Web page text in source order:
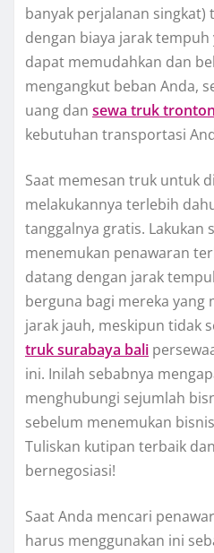
banyak perjalanan
dengan biaya jarak
dapat memudahkan dan
mengangkut beban Anda,
uang dan sewa truk tronton
kebutuhan transportasi
Saat memesan truk untuk
melakukannya terlebih
tanggalnya gratis. Lakukan
menemukan penawaran
datang dengan jarak
berguna bagi mereka yang
jarak jauh, meskipun tidak
truk surabaya bali
ini. Inilah sebabnya
menghubungi sejumlah
sebelum menemukan
Tuliskan kutipan terbaik
bernegosiasi!
Saat Anda mencari
harus menggunakan ini